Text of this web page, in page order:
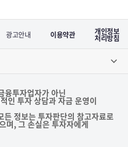
광고안내 이용약관 개인정보
처리방침
융투자업자가 아닌
인 투자 상담과 자금 운영이
든 정보는 투자판단의 참고자료로
며, 그 손실은 투자자에게